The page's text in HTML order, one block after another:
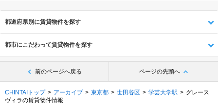
都道府県別に賃貸物件を探す
都市にこだわって賃貸物件を探す
前のページへ戻る ページの先頭へ
CHINTAIトップ アーカイブ 東京都 世田谷区 学芸大学駅
グレース
ヴィラの賃貸物件情報